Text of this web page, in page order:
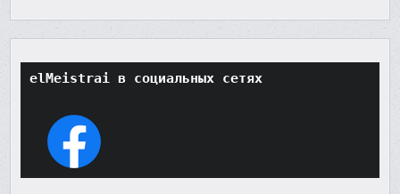
elMeistrai в социальных сетях